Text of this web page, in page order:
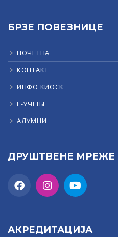
БРЗЕ ПОВЕЗНИЦЕ
ПОЧЕТНА
КОНТАКТ
ИНФО КИОСК
Е-УЧЕЊЕ
АЛУМНИ
ДРУШТВЕНЕ МРЕЖЕ
АКРЕДИТАЦИЈА